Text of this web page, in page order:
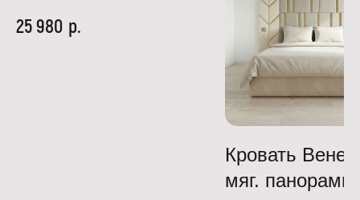
веллингтон/черный
25 980 р.
Кровать
мяг.